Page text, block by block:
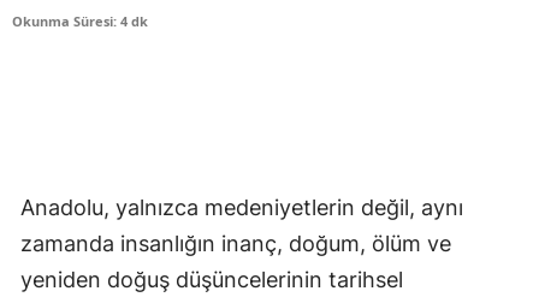
Okunma Süresi: 4 dk
Anadolu, yalnızca medeniyetlerin değil, aynı
zamanda insanlığın inanç, doğum, ölüm ve
yeniden doğuş düşüncelerinin tarihsel